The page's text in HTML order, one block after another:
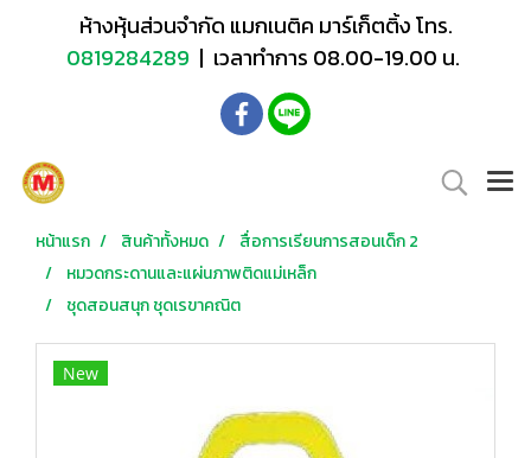
ห้างหุ้นส่วนจำกัด แมกเนติค มาร์เก็ตติ้ง โทร.
0819284289 | เวลาทำการ 08.00-19.00 น.
หน้าแรก สินค้าทั้งหมด
สื่อการเรียนการสอนเด็ก 2
หมวดกระดานและแผ่นภาพติดแม่เหล็ก
ชุดสอนสนุก ชุดเรขาคณิต
New